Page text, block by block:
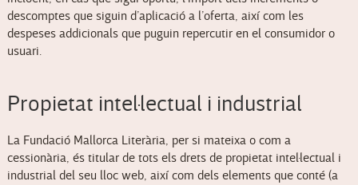
descomptes que siguin d’aplicació a l’oferta, així com les
despeses addicionals que puguin repercutir en el consumidor o
usuari.
Propietat intel·lectual i industrial
La Fundació Mallorca Literària, per si mateixa o com a
cessionària, és titular de tots els drets de propietat intel·lectual i
industrial del seu lloc web, així com dels elements que conté (a